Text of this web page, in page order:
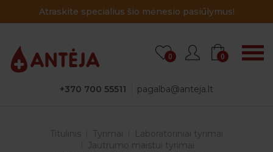
Atraskite specialius šio mėnesio pasiūlymus!
+370 700 55511 pagalba@anteja.lt
0 0
Titulinis Tyrimai
Laboratoriniai tyrimai
Jautrumo maistui tyrimai